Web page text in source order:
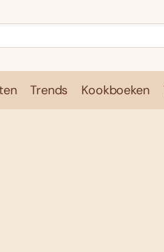
Trends Kookboeken